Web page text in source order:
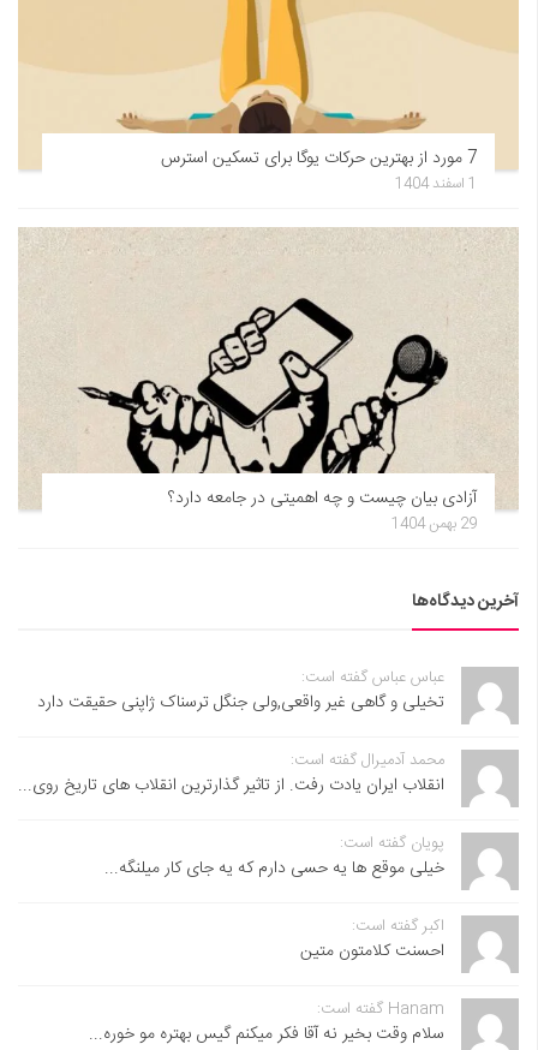
7 مورد از بهترین حرکات یوگا برای تسکین استرس
1 اسفند 1404
آزادی بیان چیست و چه اهمیتی در جامعه دارد؟
29 بهمن 1404
آخرین دیدگاه‌ها
عباس عباس گفته است:
تخیلی و گاهی غیر واقعی,ولی جنگل ترسناک ژاپنی حقیقت دارد
محمد آدمیرال گفته است:
انقلاب ایران یادت رفت. از تاثیر گذارترین انقلاب های تاریخ روی...
پویان گفته است:
خیلی موقع ها یه حسی دارم که یه جای کار میلنگه...
اکبر گفته است:
احسنت ‌کلامتون متین
Hanam گفته است:
سلام وقت بخیر نه آقا فکر میکنم گیس بهتره مو خوره...